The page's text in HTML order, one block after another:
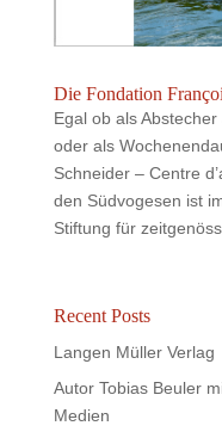
Die Fondation
Egal ob als
oder als
Schneider – Centre
den Südvogesen ist
Stiftung für
Recent Posts
Langen Müller Verlag
Autor Tobias Beuler
Medien